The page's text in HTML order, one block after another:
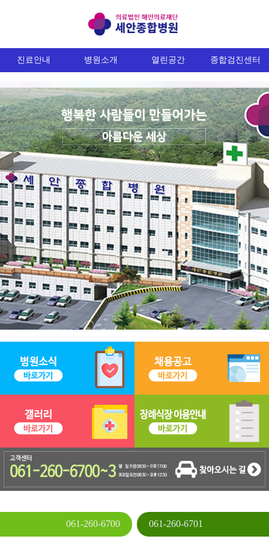
진료안내 병원소개 열린공간 종합검진센터
061-260-6700 061-260-6701